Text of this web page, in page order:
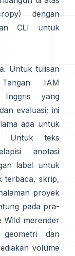
) dengan
CLI untuk
Untuk tulisan
IAM
Inggris yang
evaluasi; ini
ada untuk
Untuk teks
anotasi
label untuk
terbaca, skrip,
proyek
pada pra-
Wild merender
dan
volume